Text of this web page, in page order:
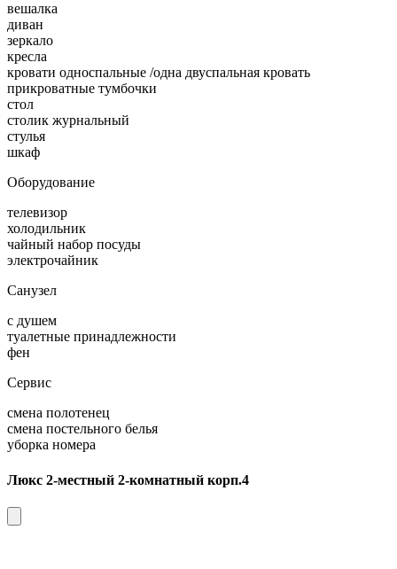
вешалка
диван
зеркало
кресла
кровати односпальные /одна двуспальная кровать
прикроватные тумбочки
стол
столик журнальный
стулья
шкаф
Оборудование
телевизор
холодильник
чайный набор посуды
электрочайник
Санузел
с душем
туалетные принадлежности
фен
Сервис
смена полотенец
смена постельного белья
уборка номера
Люкс 2-местный 2-комнатный корп.4